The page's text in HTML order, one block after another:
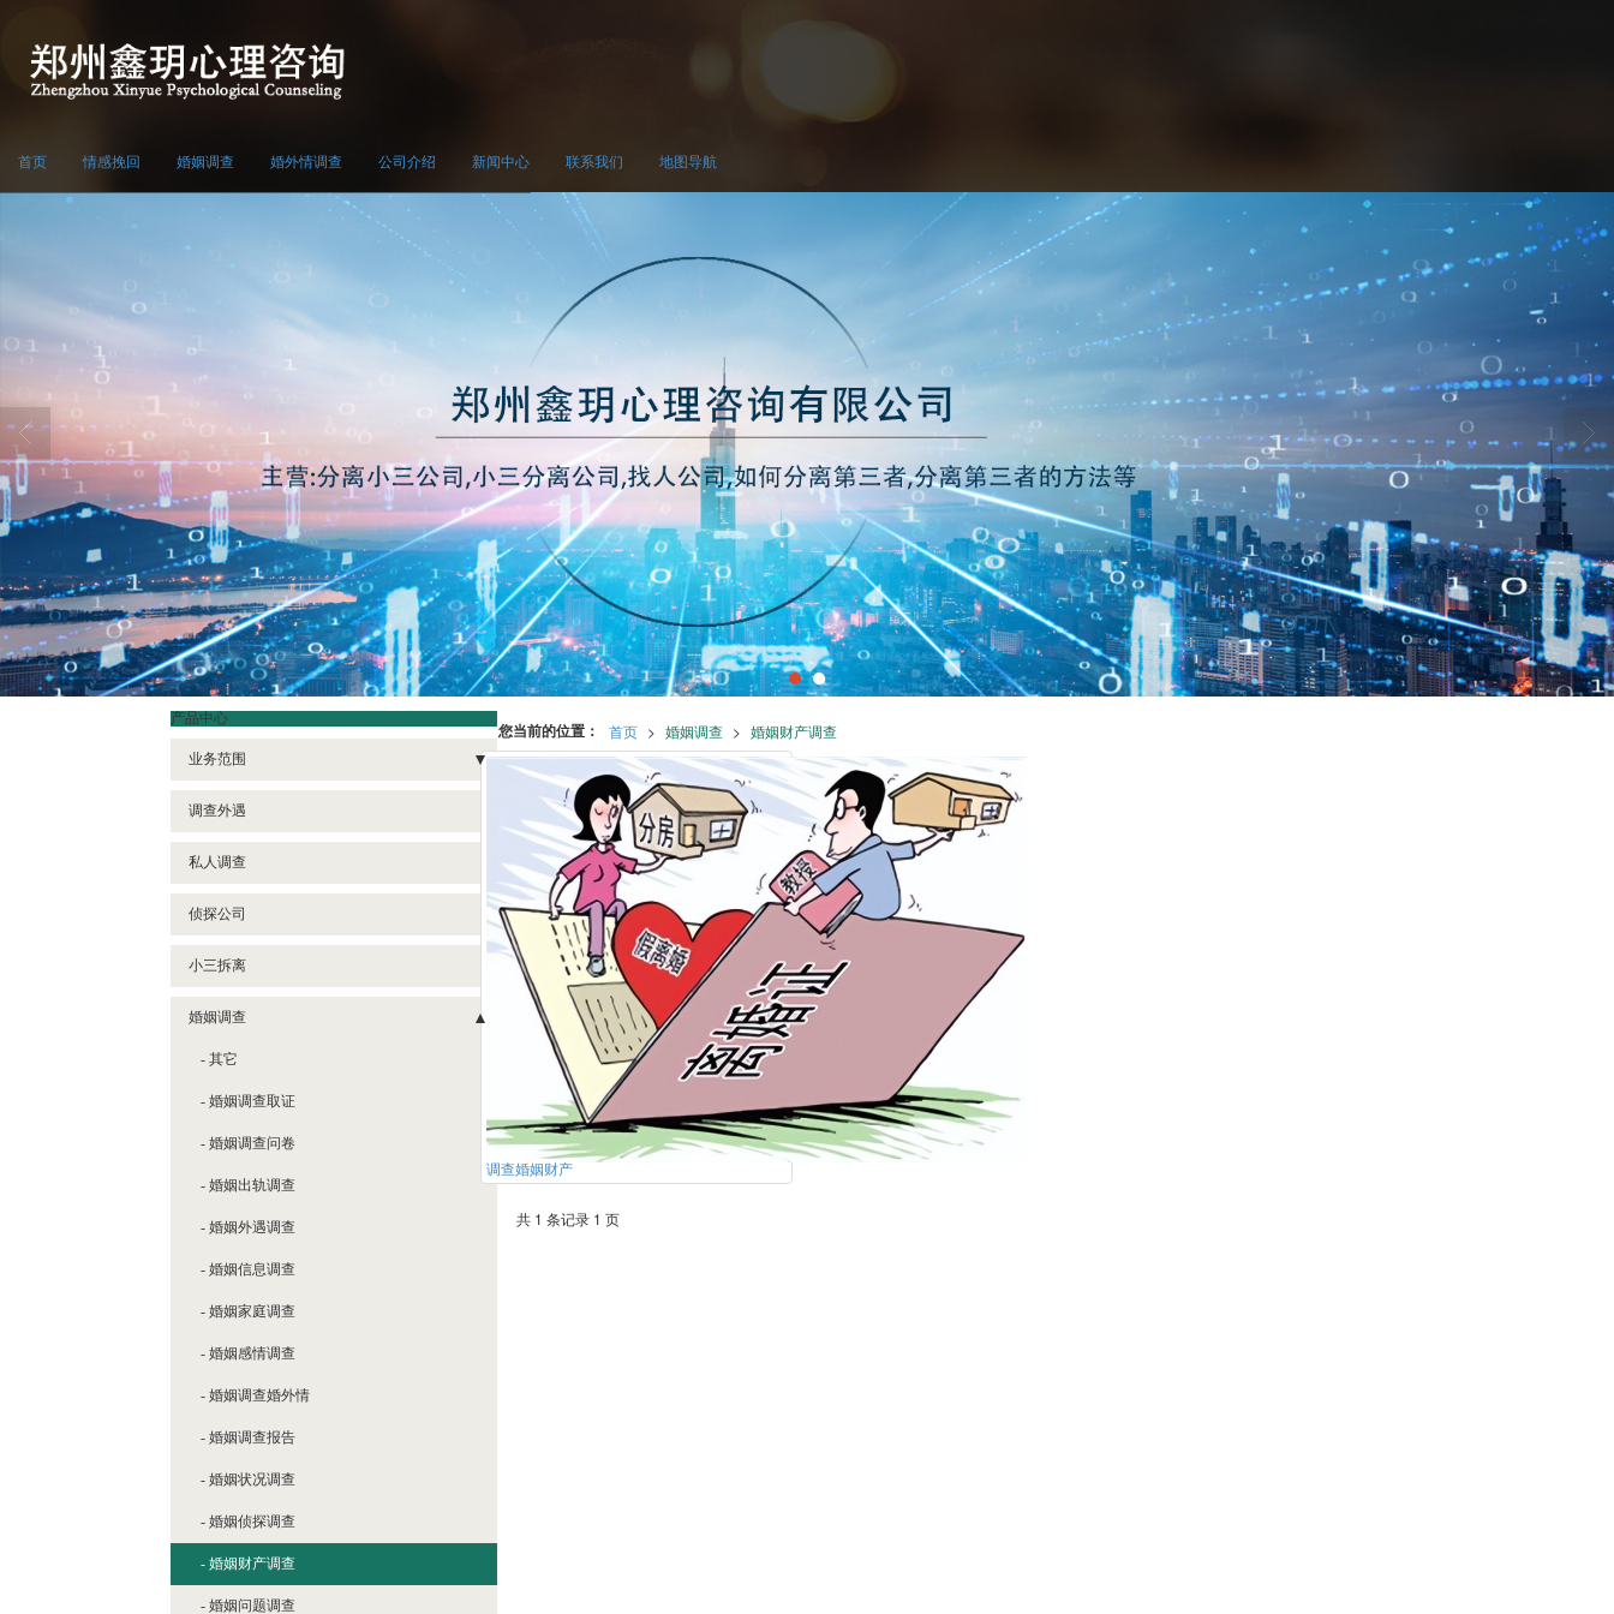
首页 情感挽回 婚姻调查 婚外情调查 公司介绍 新闻中心 联系我们 地图导航
您当前的位置： 首页 > 婚姻调查 > 婚姻财产调查
调查婚姻财产
共 1 条记录 1 页
产品中心
业务范围
- 分手挽回
- 分离小三
- 侦探
- 私人调查
- 婚姻调查
调查外遇
私人调查
侦探公司
小三拆离
婚姻调查
- 其它
- 婚姻调查取证
- 婚姻调查问卷
- 婚姻出轨调查
- 婚姻外遇调查
- 婚姻信息调查
- 婚姻家庭调查
- 婚姻感情调查
- 婚姻调查婚外情
- 婚姻调查报告
- 婚姻状况调查
- 婚姻侦探调查
- 婚姻财产调查
- 婚姻问题调查